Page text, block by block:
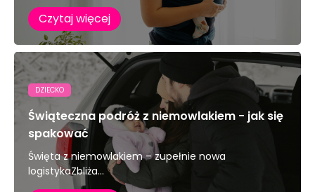
Czytaj więcej
DZIECKO
Świąteczna podróż z niemowlakiem - jak się
spakować
Święta z niemowlakiem – zupełnie nowa
logistykaZbliża...